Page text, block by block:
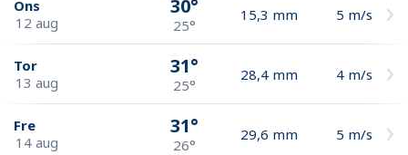
Ons
12 aug
30°
25°
15,3 mm 5 m/s
Tor
13 aug
31°
25°
28,4 mm 4 m/s
Fre
14 aug
31°
26°
29,6 mm 5 m/s